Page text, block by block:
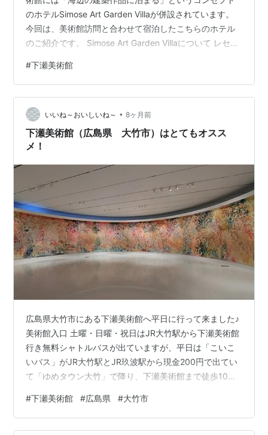
のホテルSimose Art Garden Villaが併設されています。
今回は、美術館訪問と合わせて宿泊したこちらのホテル
のご紹介です。 Simose Art Garden Villaについて レセプ
ン おまけ Simose Art Garden Villaについて Simose Art
Garden Villaは、下瀬美術館と同様、建築家・坂茂さんが
手がけられた施設です。 美術館内にあった周辺施設の模
型。 左側…
#下瀬美術館
いいね～おいしいね～ • 8ヶ月前
下瀬美術館（広島県 大竹市）はとてもオスス
メ！
広島県大竹市にある下瀬美術館へ平日に行って来ました♪
美術館入口 土曜・日曜・祝日はJR大竹駅から下瀬美術館
行き無料シャトルバスが出ていますが、平日は「こいこ
いバス」がJR大竹駅とJR玖波駅から現金200円で出てい
て「ゆめタウン大竹」で降り、下瀬美術館まで徒歩10分
建物も外壁が鏡張りとなっていて素晴らしいデザインの
美術館です。 近くに海があり美しく、また庭園もとても
#下瀬美術館 #広島県 #大竹市